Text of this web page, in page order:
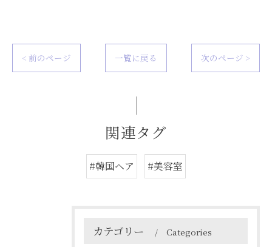
< 前のページ 一覧に戻る 次のページ >
関連タグ
#韓国ヘア #美容室
カテゴリー Categories